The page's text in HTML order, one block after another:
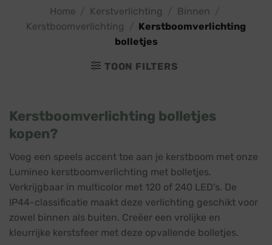
Home Kerstverlichting Binnen
Kerstboomverlichting
Kerstboomverlichting
bolletjes
TOON FILTERS
Kerstboomverlichting bolletjes
kopen?
Voeg een speels accent toe aan je kerstboom met onze
Lumineo kerstboomverlichting met bolletjes.
Verkrijgbaar in multicolor met 120 of 240 LED's. De
IP44-classificatie maakt deze verlichting geschikt voor
zowel binnen als buiten. Creëer een vrolijke en
kleurrijke kerstsfeer met deze opvallende bolletjes.